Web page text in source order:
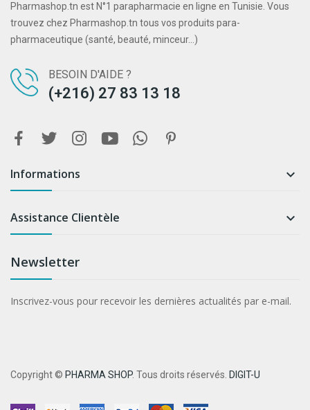
Pharmashop.tn est N°1 parapharmacie en ligne en Tunisie. Vous
trouvez chez Pharmashop.tn tous vos produits para-
pharmaceutique (santé, beauté, minceur...)
BESOIN D'AIDE ?
(+216) 27 83 13 18
Informations 
Assistance Clientèle 
Newsletter
Inscrivez-vous pour recevoir les dernières actualités par e-mail.
Copyright © PHARMA SHOP. Tous droits réservés. DIGIT-U